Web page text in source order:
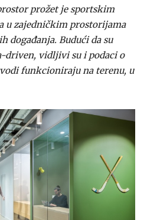
prožet je sportskim
u zajedničkim prostorijama
događanja. Budući da su
driven, vidljivi su i podaci o
funkcioniraju na terenu, u